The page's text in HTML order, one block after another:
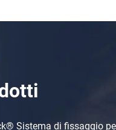
Sistema di fissaggio